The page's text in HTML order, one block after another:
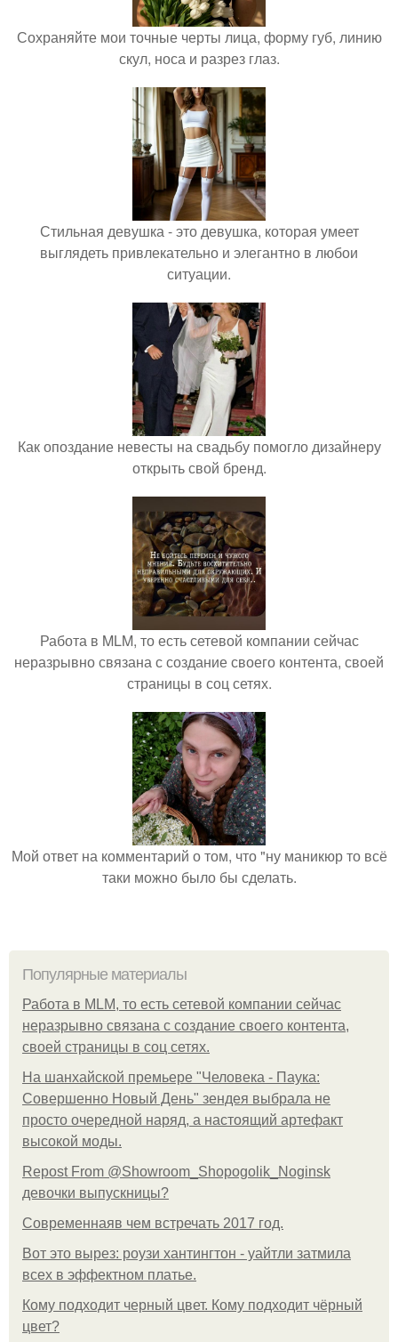
Сохраняйте мои точные черты лица, форму губ, линию
скул, носа и разрез глаз.
Стильная девушка - это девушка, которая умеет
выглядеть привлекательно и элегантно в любои
ситуации.
Как опоздание невесты на свадьбу помогло дизайнеру
открыть свой бренд.
Работа в MLM, то есть сетевой компании сейчас
неразрывно связана с создание своего контента, своей
страницы в соц сетях.
Мой ответ на комментарий о том, что "ну маникюр то всё
таки можно было бы сделать.
Популярные материалы
Работа в MLM, то есть сетевой компании сейчас
неразрывно связана с создание своего контента,
своей страницы в соц сетях.
На шанхайской премьере "Человека - Паука:
Совершенно Новый День" зендея выбрала не
просто очередной наряд, а настоящий артефакт
высокой моды.
Repost From @Showroom_Shopogolik_Noginsk
девочки выпускницы?
Современнаяв чем встречать 2017 год.
Вот это вырез: роузи хантингтон - уайтли затмила
всех в эффектном платьe.
Кому подходит черный цвет. Кому подходит чёрный
цвет?